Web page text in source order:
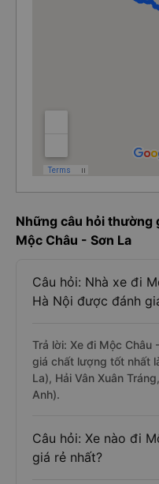
Những câu hỏi thường
Mộc Châu - Sơn La
Câu hỏi: Nhà xe đi
Hà Nội được đánh
Trả lời: Xe đi Mộc Châu
giá chất lượng tốt nhất
La), Hải Vân Xuân
Anh).
Câu hỏi: Xe nào đi
giá rẻ nhất?